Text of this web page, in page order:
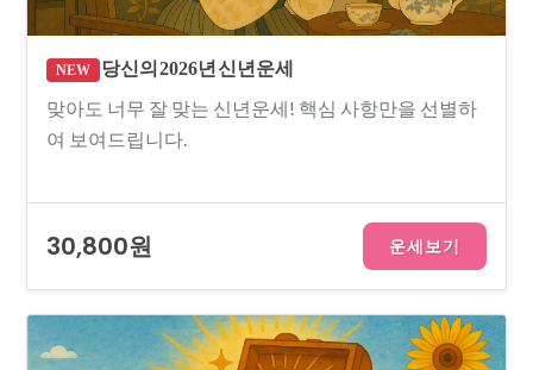
NEW 당신의 2026년 신년운세
맞아도 너무 잘 맞는 신년운세! 핵심 사항만을 선별하
여 보여드립니다.
30,800원 운세보기